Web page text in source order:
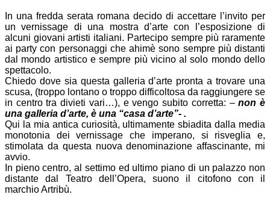
In una fredda serata romana decido di accettare l’invito per
un vernissage di una mostra d’arte con l’esposizione di
alcuni giovani artisti italiani. Partecipo sempre più raramente
ai party con personaggi che ahimè sono sempre più distanti
dal mondo artistico e sempre più vicino al solo mondo dello
spettacolo.
Chiedo dove sia questa galleria d’arte pronta a trovare una
scusa, (troppo lontano o troppo difficoltosa da raggiungere se
in centro tra divieti vari…), e vengo subito corretta: –non è
una galleria d’arte, è una “casa d’arte”- .
Qui la mia antica curiosità, ultimamente sbiadita dalla media
monotonia dei vernissage che imperano, si risveglia e,
stimolata da questa nuova denominazione affascinante, mi
avvio.
In pieno centro, al settimo ed ultimo piano di un palazzo non
distante dal Teatro dell’Opera, suono il citofono con il
marchio Artribù.